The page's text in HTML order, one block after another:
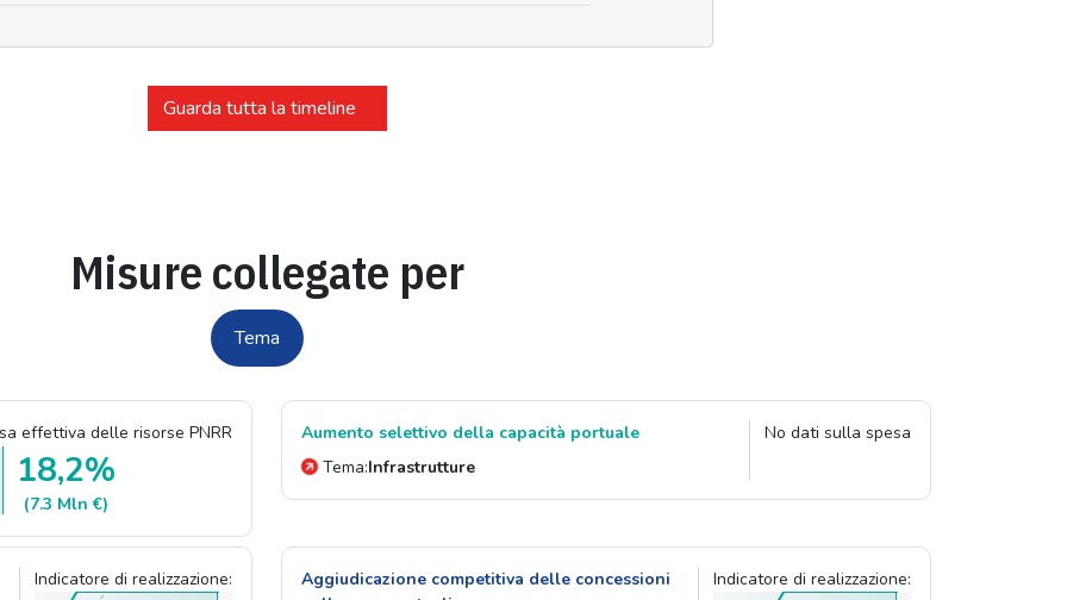
Guarda tutta la timeline
Misure collegate per
Tema
effettiva delle risorse PNRR
18,2%
(7.3 Mln €)
Aumento selettivo della capacità portuale
Tema:Infrastrutture
No dati sulla spesa
Indicatore di realizzazione:
Aggiudicazione competitiva delle concessioni
Indicatore di realizzazione: